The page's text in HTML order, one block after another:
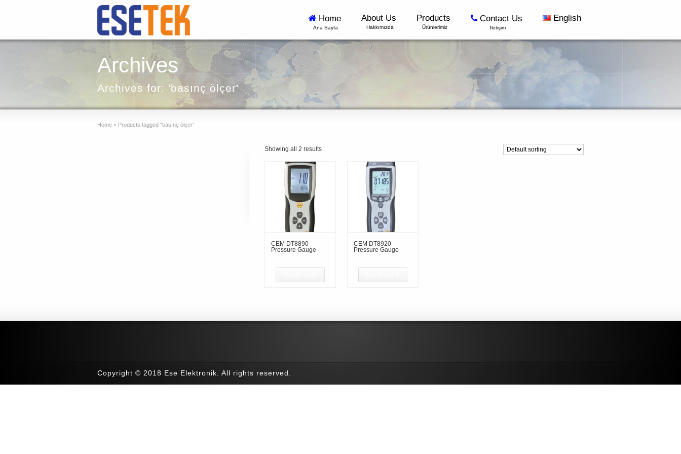
Home
Ana Sayfa
About Us
Hakkımızda
Products
Ürünlerimiz
Contact Us
İletişim
English
Archives
Archives for: 'basınç ölçer'
Home » Products tagged “basınç ölçer”
Showing all 2 results
CEM DT8890
Pressure Gauge
CEM DT8920
Pressure Gauge
Copyright © 2018 Ese Elektronik. All rights reserved.